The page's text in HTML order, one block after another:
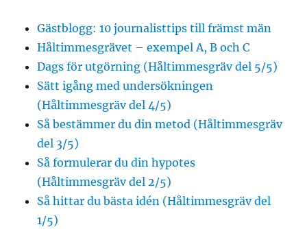
Gästblogg: 10 journalisttips till främst män
Håltimmesgrävet – exempel A, B och C
Dags för utgörning (Håltimmesgräv del 5/5)
Sätt igång med undersökningen
(Håltimmesgräv del 4/5)
Så bestämmer du din metod (Håltimmesgräv
del 3/5)
Så formulerar du din hypotes
(Håltimmesgräv del 2/5)
Så hittar du bästa idén (Håltimmesgräv del
1/5)